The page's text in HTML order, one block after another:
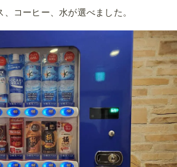
コーヒー、水が選べました。